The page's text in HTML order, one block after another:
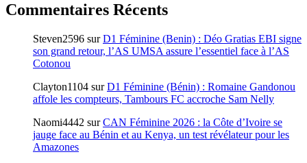
Commentaires Récents
Steven2596 surD1 Féminine (Benin) : Déo Gratias EBI signe
son grand retour, l’AS UMSA assure l’essentiel face à l’AS
Cotonou
Clayton1104 surD1 Féminine (Bénin) : Romaine Gandonou
affole les compteurs, Tambours FC accroche Sam Nelly
Naomi4442 surCAN Féminine 2026 : la Côte d’Ivoire se
jauge face au Bénin et au Kenya, un test révélateur pour les
Amazones